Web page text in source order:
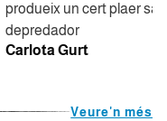
produeix un cert plaer
depredador
Carlota Gurt
Veure'n més